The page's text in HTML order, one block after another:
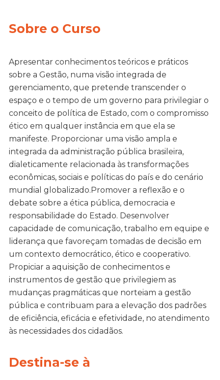
Sobre o Curso
Apresentar conhecimentos teóricos e práticos
sobre a Gestão, numa visão integrada de
gerenciamento, que pretende transcender o
espaço e o tempo de um governo para privilegiar o
conceito de política de Estado, com o compromisso
ético em qualquer instância em que ela se
manifeste. Proporcionar uma visão ampla e
integrada da administração pública brasileira,
dialeticamente relacionada às transformações
econômicas, sociais e políticas do país e do cenário
mundial globalizado.Promover a reflexão e o
debate sobre a ética pública, democracia e
responsabilidade do Estado. Desenvolver
capacidade de comunicação, trabalho em equipe e
liderança que favoreçam tomadas de decisão em
um contexto democrático, ético e cooperativo.
Propiciar a aquisição de conhecimentos e
instrumentos de gestão que privilegiem as
mudanças pragmáticas que norteiam a gestão
pública e contribuam para a elevação dos padrões
de eficiência, eficácia e efetividade, no atendimento
às necessidades dos cidadãos.
Destina-se à